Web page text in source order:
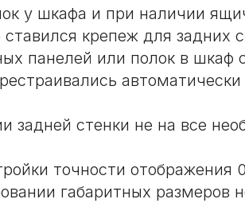
у шкафа и при наличии
крепеж для задних
панелей или полок в шкаф
автоматически
задней стенки не на все
точности отображения
габаритных размеров